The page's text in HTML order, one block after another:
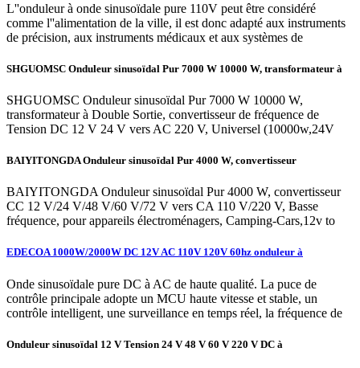
L''onduleur à onde sinusoïdale pure 110V peut être considéré
comme l''alimentation de la ville, il est donc adapté aux instruments
de précision, aux instruments médicaux et aux systèmes de
SHGUOMSC Onduleur sinusoïdal Pur 7000 W 10000 W, transformateur à
SHGUOMSC Onduleur sinusoïdal Pur 7000 W 10000 W,
transformateur à Double Sortie, convertisseur de fréquence de
Tension DC 12 V 24 V vers AC 220 V, Universel (10000w,24V
BAIYITONGDA Onduleur sinusoïdal Pur 4000 W, convertisseur
BAIYITONGDA Onduleur sinusoïdal Pur 4000 W, convertisseur
CC 12 V/24 V/48 V/60 V/72 V vers CA 110 V/220 V, Basse
fréquence, pour appareils électroménagers, Camping-Cars,12v to
EDECOA 1000W/2000W DC 12V AC 110V 120V 60hz onduleur à
Onde sinusoïdale pure DC à AC de haute qualité. La puce de
contrôle principale adopte un MCU haute vitesse et stable, un
contrôle intelligent, une surveillance en temps réel, la fréquence de
Onduleur sinusoïdal 12 V Tension 24 V 48 V 60 V 220 V DC à